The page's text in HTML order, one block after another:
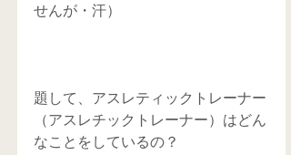
せんが・汗）
題して、アスレティックトレーナー
（アスレチックトレーナー）はどん
なことをしているの？